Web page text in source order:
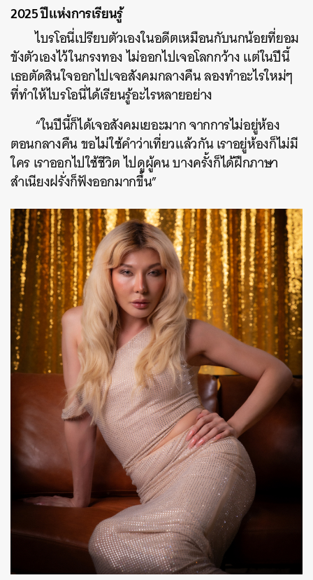
2025 ปีแห่งการเรียนรู้
ไบรโอนี่เปรียบตัวเองในอดีตเหมือนกับนกน้อยที่ยอม
ขังตัวเองไว้ในกรงทอง ไม่ออกไปเจอโลกกว้าง แต่ในปีนี้
เธอตัดสินใจออกไปเจอสังคมกลางคืน ลองทำอะไรใหม่ๆ
ที่ทำให้ไบรโอนี่ได้เรียนรู้อะไรหลายอย่าง
“ในปีนี้ก็ได้เจอสังคมเยอะมาก จากการไม่อยู่ห้อง
ตอนกลางคืน ขอไม่ใช้คำว่าเที่ยวแล้วกัน เราอยู่ห้องก็ไม่มี
ใคร เราออกไปใช้ชีวิต ไปดูผู้คน บางครั้งก็ได้ฝึกภาษา
สำเนียงฝรั่งก็ฟังออกมากขึ้น”